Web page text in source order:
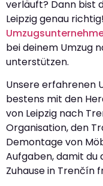
verläuft? Dann bist
Leipzig genau
bei deinem Umzug
unterstützen.
Unsere erfahrenen
bestens mit den
von Leipzig nach
Organisation, den
Demontage von
Aufgaben, damit du
Zuhause in Trenčín